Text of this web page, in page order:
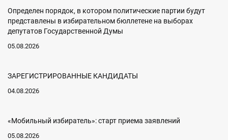
Определен порядок, в котором политические партии будут
представлены в избирательном бюллетене на выборах
депутатов Государственной Думы
05.08.2026
ЗАРЕГИСТРИРОВАННЫЕ КАНДИДАТЫ
04.08.2026
«Мобильный избиратель»: старт приема заявлений
05.08.2026